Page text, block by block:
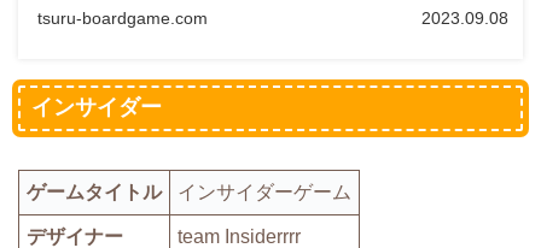
tsuru-boardgame.com 2023.09.08
インサイダー
ゲームタイトル インサイダーゲーム
デザイナー team Insiderrrr